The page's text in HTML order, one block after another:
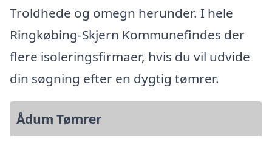
Troldhede og omegn herunder. I hele
Ringkøbing-Skjern Kommunefindes der
flere isoleringsfirmaer, hvis du vil udvide
din søgning efter en dygtig tømrer.
Ådum Tømrer